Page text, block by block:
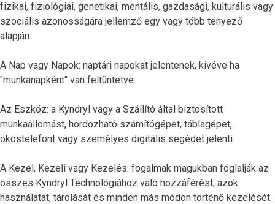
fizikai, fiziológiai, genetikai, mentális, gazdasági, kulturális vagy
szociális azonosságára jellemző egy vagy több tényező
alapján.
A Nap vagy Napok: naptári napokat jelentenek, kivéve ha
"munkanapként" van feltüntetve.
Az Eszköz: a Kyndryl vagy a Szállító által biztosított
munkaállomást, hordozható számítógépet, táblagépet,
okostelefont vagy személyes digitális segédet jelenti.
A Kezel, Kezeli vagy Kezelés: fogalmak magukban foglalják az
összes Kyndryl Technológiához való hozzáférést, azok
használatát, tárolását és minden más módon történő kezelését.